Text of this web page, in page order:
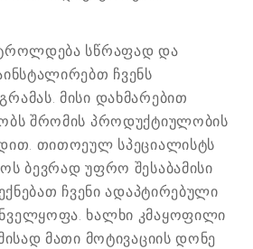
სწრაფად და
ჩვენს
მისი დახმარებით
შრომის პროდუქტიულობის
თითოეულ სპეციალისტს
ბევრად უფრო შესაბამისი
ჩვენი ადაპტირებული
ხალხი კმაყოფილი
მათი მოტივაციის დონე